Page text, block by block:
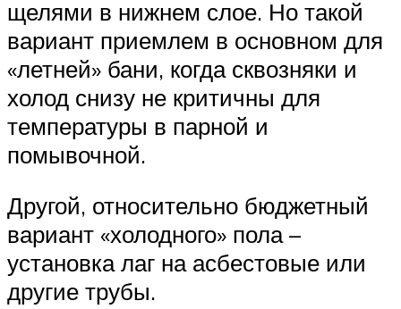
щелями в нижнем слое. Но такой
вариант приемлем в основном для
«летней» бани, когда сквозняки и
холод снизу не критичны для
температуры в парной и
помывочной.
Другой, относительно бюджетный
вариант «холодного» пола –
установка лаг на асбестовые или
другие трубы.